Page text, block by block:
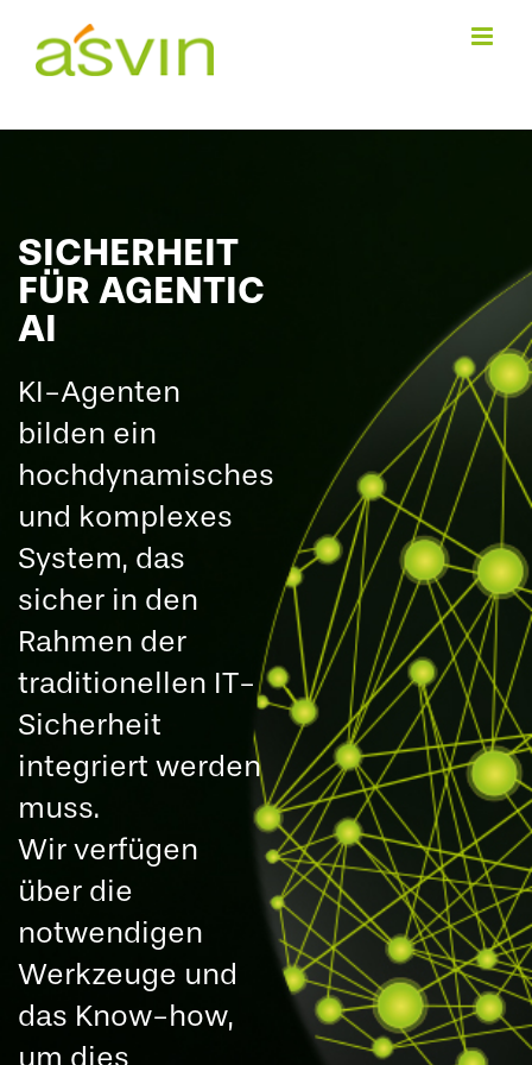
Inhalt
springen
SICHERHEIT
FÜR AGENTIC
AI
KI-Agenten
bilden ein
hochdynamisches
und komplexes
System, das
sicher in den
Rahmen der
traditionellen IT-
Sicherheit
integriert werden
muss.
Wir verfügen
über die
notwendigen
Werkzeuge und
das Know-how,
um dies